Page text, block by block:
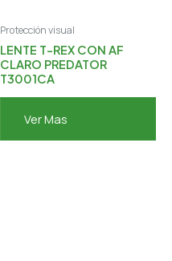
Protección visual
LENTE T-REX CON AF
CLARO PREDATOR
T3001CA
Ver Mas